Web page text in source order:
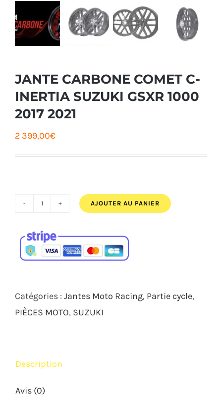
JANTE CARBONE COMET C-
INERTIA SUZUKI GSXR 1000
2017 2021
2 399,00€
quantité
JANTE
CARBONE
C-
INERTIA
2017
2021
AJOUTER AU PANIER
Catégories : Jantes Moto Racing Partie cycle
PIÈCES MOTO SUZUKI
Description
Avis (0)